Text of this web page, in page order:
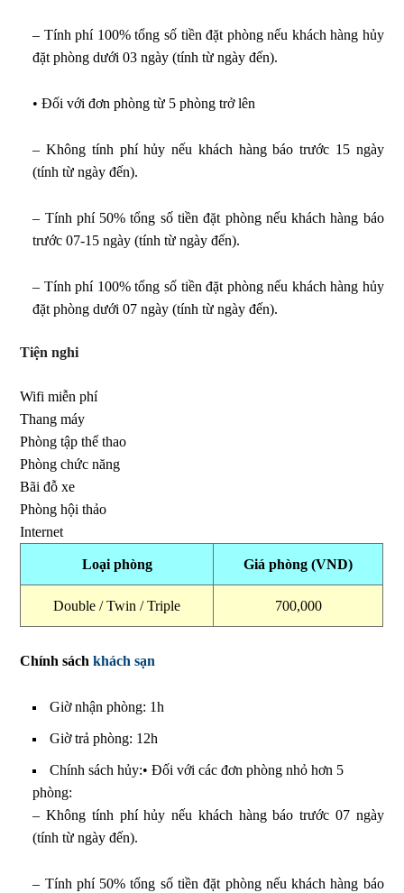
– Tính phí 100% tổng số tiền đặt phòng nếu khách hàng hủy
đặt phòng dưới 03 ngày (tính từ ngày đến).
• Đối với đơn phòng từ 5 phòng trở lên
– Không tính phí hủy nếu khách hàng báo trước 15 ngày
(tính từ ngày đến).
– Tính phí 50% tổng số tiền đặt phòng nếu khách hàng báo
trước 07-15 ngày (tính từ ngày đến).
– Tính phí 100% tổng số tiền đặt phòng nếu khách hàng hủy
đặt phòng dưới 07 ngày (tính từ ngày đến).
Tiện nghi
Wifi miễn phí
Thang máy
Phòng tập thể thao
Phòng chức năng
Bãi đỗ xe
Phòng hội thảo
Internet
Loại phòng Giá phòng (VND)
Double / Twin / Triple 700,000
Chính sáchkhách sạn
Giờ nhận phòng: 1h
Giờ trả phòng: 12h
Chính sách hủy:• Đối với các đơn phòng nhỏ hơn 5
phòng:
– Không tính phí hủy nếu khách hàng báo trước 07 ngày
(tính từ ngày đến).
– Tính phí 50% tổng số tiền đặt phòng nếu khách hàng báo